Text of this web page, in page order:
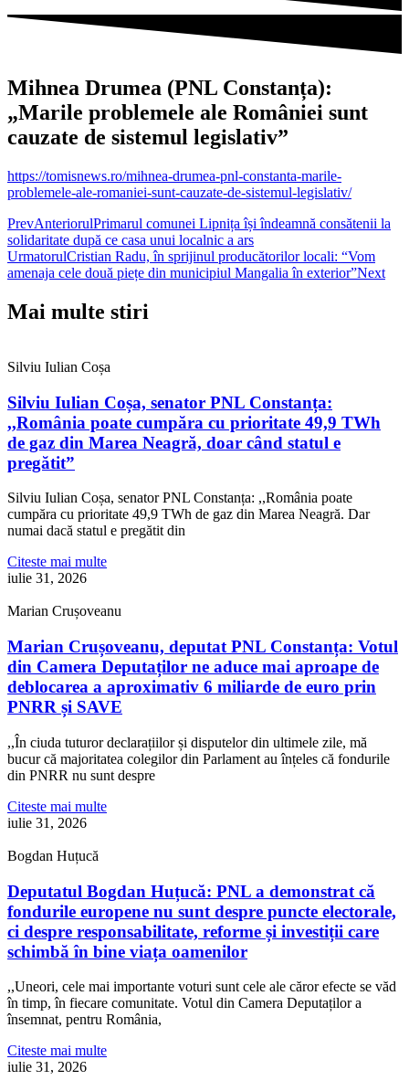
Mihnea Drumea (PNL Constanța):
„Marile problemele ale României sunt
cauzate de sistemul legislativ”
https://tomisnews.ro/mihnea-drumea-pnl-constanta-marile-
problemele-ale-romaniei-sunt-cauzate-de-sistemul-legislativ/
PrevAnteriorulPrimarul comunei Lipnița își îndeamnă consătenii la
solidaritate după ce casa unui localnic a ars
UrmatorulCristian Radu, în sprijinul producătorilor locali: “Vom
amenaja cele două piețe din municipiul Mangalia în exterior”Next
Mai multe stiri
Silviu Iulian Coșa
Silviu Iulian Coșa, senator PNL Constanța:
,,România poate cumpăra cu prioritate 49,9 TWh
de gaz din Marea Neagră, doar când statul e
pregătit”
Silviu Iulian Coșa, senator PNL Constanța: ,,România poate
cumpăra cu prioritate 49,9 TWh de gaz din Marea Neagră. Dar
numai dacă statul e pregătit din
Citeste mai multe
iulie 31, 2026
Marian Crușoveanu
Marian Crușoveanu, deputat PNL Constanța: Votul
din Camera Deputaților ne aduce mai aproape de
deblocarea a aproximativ 6 miliarde de euro prin
PNRR și SAVE
,,În ciuda tuturor declarațiilor și disputelor din ultimele zile, mă
bucur că majoritatea colegilor din Parlament au înțeles că fondurile
din PNRR nu sunt despre
Citeste mai multe
iulie 31, 2026
Bogdan Huțucă
Deputatul Bogdan Huțucă: PNL a demonstrat că
fondurile europene nu sunt despre puncte electorale,
ci despre responsabilitate, reforme și investiții care
schimbă în bine viața oamenilor
,,Uneori, cele mai importante voturi sunt cele ale căror efecte se văd
în timp, în fiecare comunitate. Votul din Camera Deputaților a
însemnat, pentru România,
Citeste mai multe
iulie 31, 2026